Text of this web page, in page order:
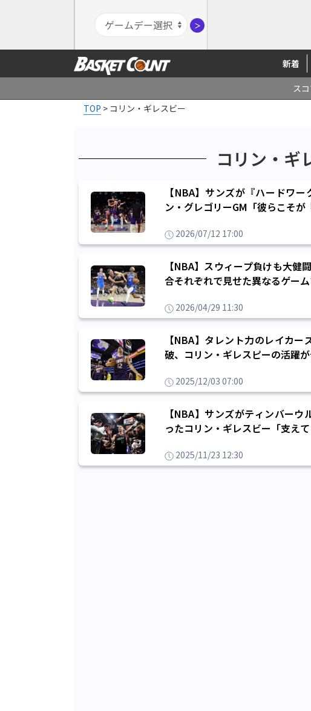
＞
新着
ス
TOP > コリン・ギレスビー
コリン・ギ
【NBA】サンズが『ハードワ
ン・グレゴリーGM「彼らこそが
2026/07/12 17:00
【NBA】スウィープ負けも大
合それぞれで見せた異なるゲー
2026/04/29 11:30
【NBA】タレント力のレイカ
破、コリン・ギレスピーの活躍
2025/12/03 07:00
【NBA】サンズがティンバー
ったコリン・ギレスビー「支え
2025/11/23 12:30